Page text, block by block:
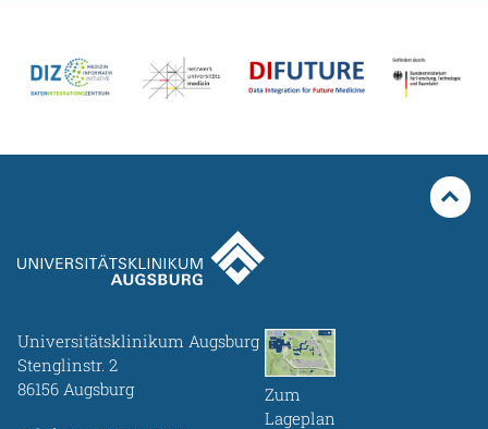
Universitätsklinikum Augsburg
Stenglinstr. 2
86156 Augsburg
Zum
Lageplan